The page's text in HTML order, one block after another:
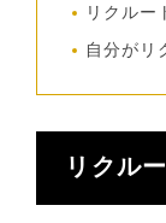
リクルー
自分がリ
リクル